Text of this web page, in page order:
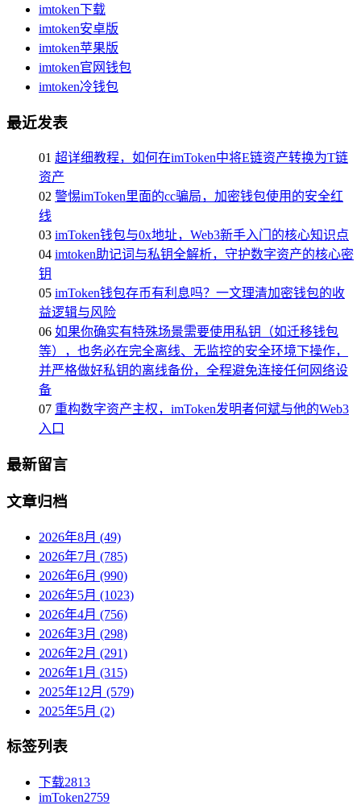
imtoken下载
imtoken安卓版
imtoken苹果版
imtoken官网钱包
imtoken冷钱包
最近发表
01 超详细教程，如何在imToken中将E链资产转换为T链
资产
02 警惕imToken里面的cc骗局，加密钱包使用的安全红
线
03 imToken钱包与0x地址，Web3新手入门的核心知识点
04 imtoken助记词与私钥全解析，守护数字资产的核心密
钥
05 imToken钱包存币有利息吗？一文理清加密钱包的收
益逻辑与风险
06 如果你确实有特殊场景需要使用私钥（如迁移钱包
等），也务必在完全离线、无监控的安全环境下操作，
并严格做好私钥的离线备份，全程避免连接任何网络设
备
07 重构数字资产主权，imToken发明者何斌与他的Web3
入口
最新留言
文章归档
2026年8月 (49)
2026年7月 (785)
2026年6月 (990)
2026年5月 (1023)
2026年4月 (756)
2026年3月 (298)
2026年2月 (291)
2026年1月 (315)
2025年12月 (579)
2025年5月 (2)
标签列表
下载2813
imToken2759